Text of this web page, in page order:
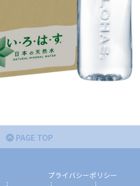
PAGE TOP
プライバシーポリシー